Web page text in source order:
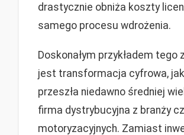
drastycznie obniża koszty
samego procesu wdrożenia.
Doskonałym przykładem tego
jest transformacja cyfrowa,
przeszła niedawno średniej
firma dystrybucyjna z branży
motoryzacyjnych. Zamiast